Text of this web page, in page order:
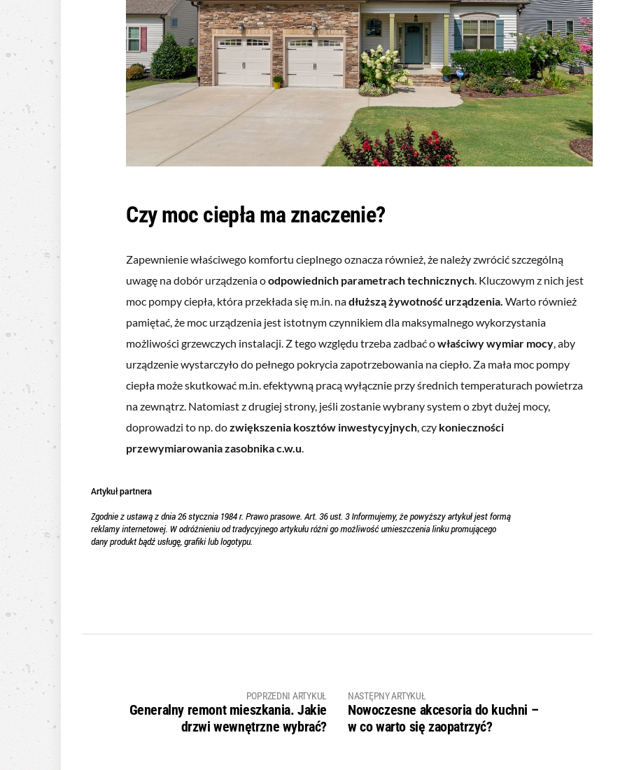
Czy moc ciepła ma znaczenie?
Zapewnienie właściwego komfortu cieplnego oznacza również, że należy zwrócić szczególną
uwagę na dobór urządzenia oodpowiednich parametrach technicznych. Kluczowym z nich jest
moc pompy ciepła, która przekłada się m.in. nadłuższą żywotność urządzenia. Warto również
pamiętać, że moc urządzenia jest istotnym czynnikiem dla maksymalnego wykorzystania
możliwości grzewczych instalacji. Z tego względu trzeba zadbać owłaściwy wymiar mocy, aby
urządzenie wystarczyło do pełnego pokrycia zapotrzebowania na ciepło. Za mała moc pompy
ciepła może skutkować m.in. efektywną pracą wyłącznie przy średnich temperaturach powietrza
na zewnątrz. Natomiast z drugiej strony, jeśli zostanie wybrany system o zbyt dużej mocy,
doprowadzi to np. dozwiększenia kosztów inwestycyjnych, czy konieczności
przewymiarowania zasobnika c.w.u.
POPRZEDNI ARTYKUŁ
Generalny remont mieszkania. Jakie
drzwi wewnętrzne wybrać?
NASTĘPNY ARTYKUŁ
Nowoczesne akcesoria do kuchni –
w co warto się zaopatrzyć?